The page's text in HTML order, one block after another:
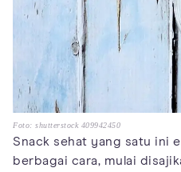
Foto: shutterstock 409942450
Snack sehat yang satu ini
berbagai cara, mulai